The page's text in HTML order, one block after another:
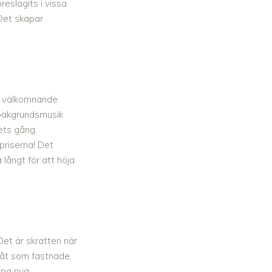
i vissa
skapar
gång.
Det
långt för att höja
är skratten när
som fastnade.